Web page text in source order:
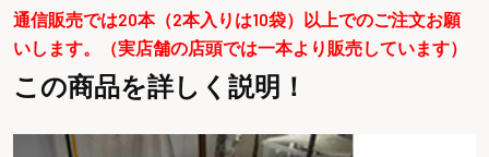
通信販売では20本（2本入りは10袋）以上でのご注文お願
いします。（実店舗の店頭では一本より販売しています）
この商品を詳しく説明！